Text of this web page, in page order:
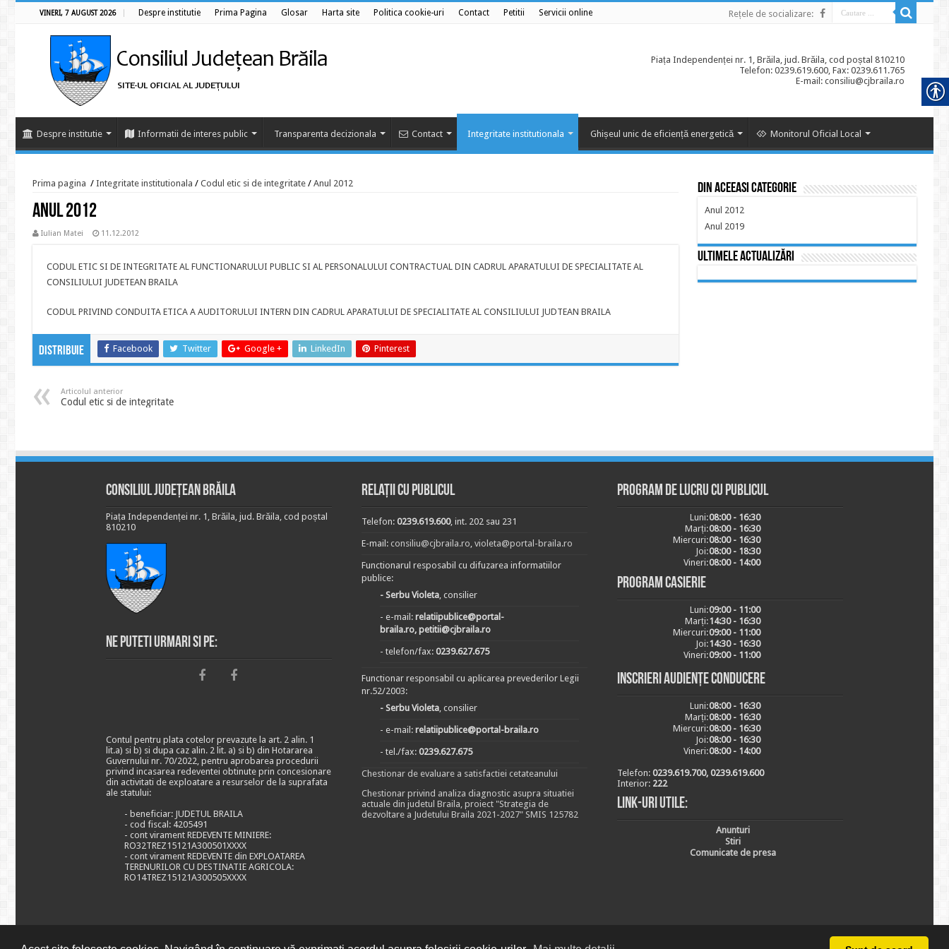
VINERI, 7 AUGUST 2026 Despre institutie Prima Pagina Glosar Harta site Politica cookie-uri Contact Petitii Servicii online Rețele de socializare:
Piața Independenței nr. 1, Brăila, jud. Brăila, cod poștal 810210
Telefon: 0239.619.600, Fax: 0239.611.765
E-mail: consiliu@cjbraila.ro
Despre institutie Informatii de interes public Transparenta decizionala Contact Integritate institutionala Ghișeul unic de eficiență energetică Monitorul Oficial Local
Prima pagina / Integritate institutionala / Codul etic si de integritate / Anul 2012
Anul 2012
Iulian Matei 11.12.2012
CODUL ETIC SI DE INTEGRITATE AL FUNCTIONARULUI PUBLIC SI AL PERSONALULUI CONTRACTUAL DIN CADRUL APARATULUI DE SPECIALITATE AL
CONSILIULUI JUDETEAN BRAILA
CODUL PRIVIND CONDUITA ETICA A AUDITORULUI INTERN DIN CADRUL APARATULUI DE SPECIALITATE AL CONSILIULUI JUDTEAN BRAILA
Distribuie Facebook Twitter Google + LinkedIn Pinterest
Articolul anterior
Codul etic si de integritate
Din aceeasi categorie
Anul 2012
Anul 2019
Ultimele actualizări
Consiliul Județean Brăila
Piața Independenței nr. 1, Brăila, jud. Brăila, cod poștal
810210
Ne puteti urmari si pe:
Contul pentru plata cotelor prevazute la art. 2 alin. 1
lit.a) si b) si dupa caz alin. 2 lit. a) si b) din Hotararea
Guvernului nr. 70/2022, pentru aprobarea procedurii
privind incasarea redeventei obtinute prin concesionare
din activitati de exploatare a resurselor de la suprafata
ale statului:
- beneficiar: JUDETUL BRAILA
- cod fiscal: 4205491
- cont virament REDEVENTE MINIERE:
RO32TREZ15121A300501XXXX
- cont virament REDEVENTE din EXPLOATAREA
TERENURILOR CU DESTINATIE AGRICOLA:
RO14TREZ15121A300505XXXX
Relații cu publicul
Telefon: 0239.619.600, int. 202 sau 231
E-mail: consiliu@cjbraila.ro, violeta@portal-braila.ro
Functionarul resposabil cu difuzarea informatiilor
publice:
- Serbu Violeta, consilier
- e-mail: relatiipublice@portal-
braila.ro, petitii@cjbraila.ro
- telefon/fax: 0239.627.675
Functionar responsabil cu aplicarea prevederilor Legii
nr.52/2003:
- Serbu Violeta, consilier
- e-mail: relatiipublice@portal-braila.ro
- tel./fax: 0239.627.675
Chestionar de evaluare a satisfactiei cetateanului
Chestionar privind analiza diagnostic asupra situatiei
actuale din judetul Braila, proiect "Strategia de
dezvoltare a Judetului Braila 2021-2027" SMIS 125782
Program de lucru cu publicul
Luni:08:00 - 16:30
Marți:08:00 - 16:30
Miercuri:08:00 - 16:30
Joi:08:00 - 18:30
Vineri:08:00 - 14:00
Program casierie
Luni:09:00 - 11:00
Marți:14:30 - 16:30
Miercuri:09:00 - 11:00
Joi:14:30 - 16:30
Vineri:09:00 - 11:00
Inscrieri audiențe conducere
Luni:08:00 - 16:30
Marți:08:00 - 16:30
Miercuri:08:00 - 16:30
Joi:08:00 - 16:30
Vineri:08:00 - 14:00
Telefon: 0239.619.700, 0239.619.600
Interior: 222
Link-uri utile:
Anunturi
Stiri
Comunicate de presa